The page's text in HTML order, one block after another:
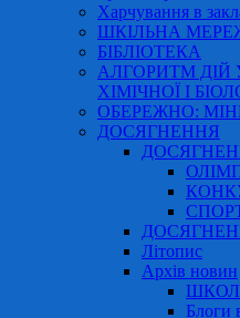
Харчування в
ШКІЛЬНА
БІБЛІОТЕКА
АЛГОРИТМ ДІЙ
ХІМІЧНОЇ І
ОБЕРЕЖНО:
ДОСЯГНЕННЯ
Літопис
Архів новин
Блоги